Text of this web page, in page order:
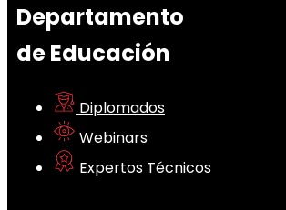
Departamento
de Educación
Diplomados
Webinars
Expertos Técnicos